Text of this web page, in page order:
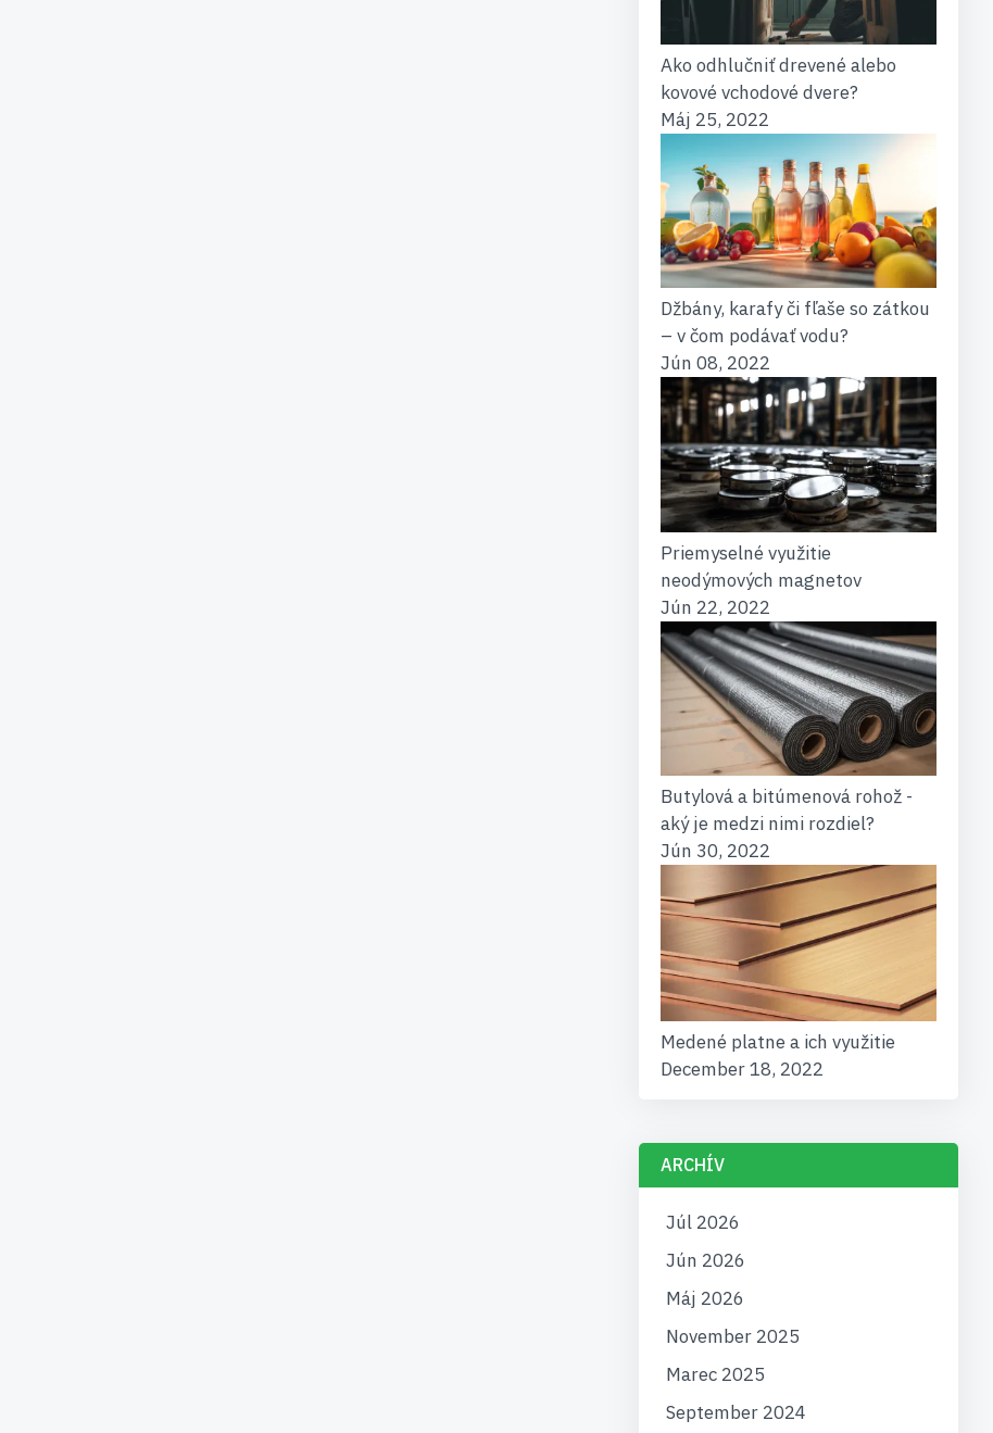
Ako odhlučniť drevené alebo
kovové vchodové dvere?
Máj 25, 2022
Džbány, karafy či fľaše so zátkou
– v čom podávať vodu?
Jún 08, 2022
Priemyselné využitie
neodýmových magnetov
Jún 22, 2022
Butylová a bitúmenová rohož -
aký je medzi nimi rozdiel?
Jún 30, 2022
Medené platne a ich využitie
December 18, 2022
ARCHÍV
Júl 2026
Jún 2026
Máj 2026
November 2025
Marec 2025
September 2024